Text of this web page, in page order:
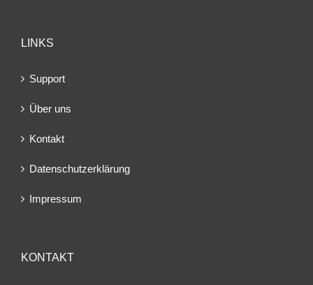
LINKS
Support
Über uns
Kontakt
Datenschutzerklärung
Impressum
KONTAKT